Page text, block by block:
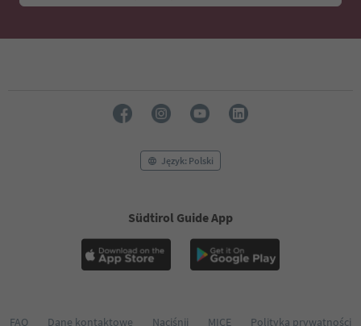
Język: Polski
Südtirol Guide App
FAQ Dane kontaktowe Naciśnij MICE
Polityka prywatności